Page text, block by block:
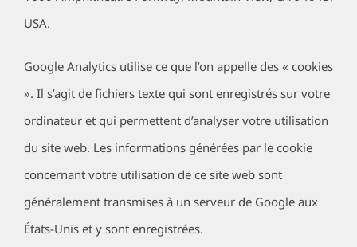
USA.
Google Analytics utilise ce que l’on appelle des « cookies
». Il s’agit de fichiers texte qui sont enregistrés sur votre
ordinateur et qui permettent d’analyser votre utilisation
du site web. Les informations générées par le cookie
concernant votre utilisation de ce site web sont
généralement transmises à un serveur de Google aux
États-Unis et y sont enregistrées.